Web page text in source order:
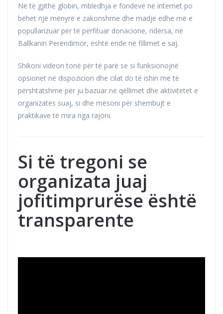
Në të gjithë globin, mbledhja e fondeve në internet po
bëhet një mënyrë e zakonshme dhe madje edhe më e
popullarizuar për të përfituar donacione, ndërsa, në
Ballkanin Perëndimor, është ende në fillimet e saj.
Shikoni videon tonë për të parë se si funksionojnë
opsionet në dispozicion dhe cilat do të ishin më të
përshtatshme për ju bazuar në qëllimet dhe aktivitetet e
organizatës suaj, si dhe mësoni për shembujt e
praktikave të mira nga rajoni.
Si të tregoni se
organizata juaj
jofitimprurëse është
transparente